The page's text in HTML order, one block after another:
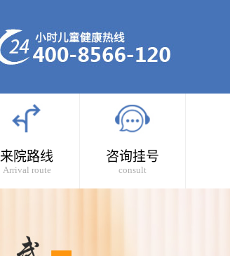
来院路线
Arrival route
咨询挂号
consult